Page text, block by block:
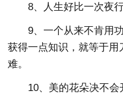
8、人生好比一次夜
9、一个从来不肯用
获得一点知识，就等于用
难。
10、美的花朵决不